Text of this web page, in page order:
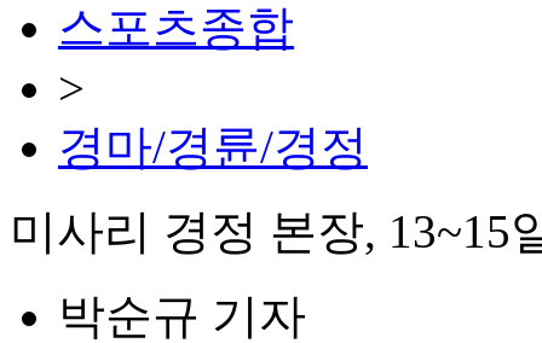
스포츠종합
>
경마/경륜/경정
미사리 경정 본장, 13~15
박순규 기자